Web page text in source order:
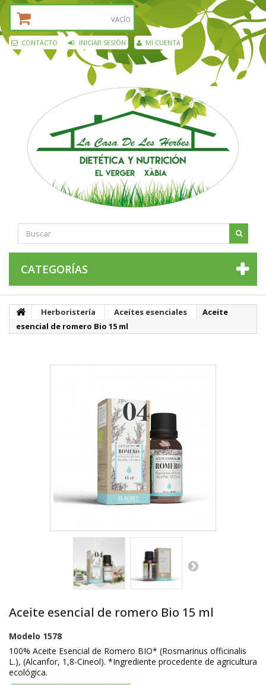
VACÍO
CONTACTO INICIAR SESIÓN MI CUENTA
CATEGORÍAS
Herboristería Aceites esenciales
Aceite
esencial de romero Bio 15 ml
Aceite esencial de romero Bio 15 ml
Modelo 1578
100% Aceite Esencial de Romero BIO* (Rosmarinus officinalis
L.), (Alcanfor, 1,8-Cineol). *Ingrediente procedente de agricultura
ecológica.